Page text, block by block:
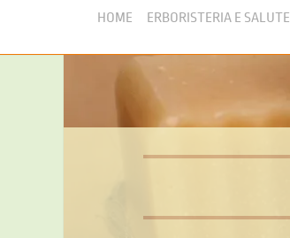
HOME ERBORISTERIA E SALUTE